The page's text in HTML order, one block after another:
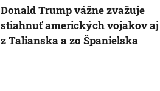
Donald Trump vážne zvažuje
stiahnuť amerických vojakov aj
z Talianska a zo Španielska